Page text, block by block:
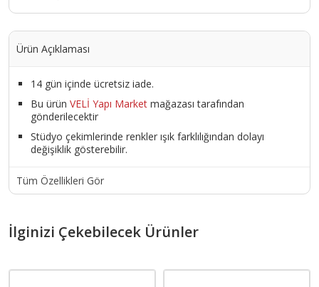
Ürün Açıklaması
14 gün içinde ücretsiz iade.
Bu ürün VELİ Yapı Market mağazası tarafından
gönderilecektir
Stüdyo çekimlerinde renkler ışık farklılığından dolayı
değişiklik gösterebilir.
Tüm Özellikleri Gör
İlginizi Çekebilecek Ürünler